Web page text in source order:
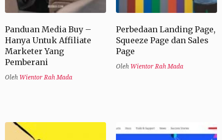
Panduan Media Buy –
Hanya Untuk Affiliate
Marketer Yang
Pemberani
Oleh Wientor Rah Mada
Perbedaan Landing Page,
Squeeze Page dan Sales
Page
Oleh Wientor Rah Mada